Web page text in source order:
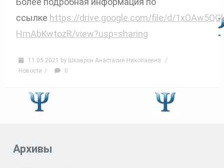
ссылке https://drive.google.com/file/d/
HmAbKwtozR/view?usp=sharing
11.05.2021 by Шкаврон Анастасия Николаевна
/
Новости / 0
Архивы